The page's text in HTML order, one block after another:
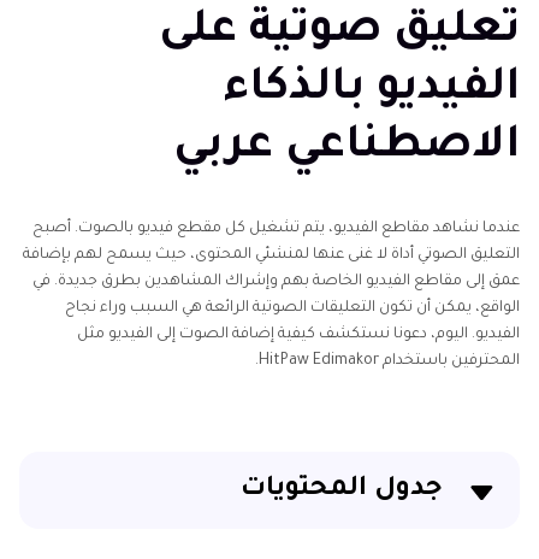
تعليق صوتية على
الفيديو بالذكاء
الاصطناعي عربي
عندما نشاهد مقاطع الفيديو، يتم تشغيل كل مقطع فيديو بالصوت. أصبح
التعليق الصوتي أداة لا غنى عنها لمنشئي المحتوى، حيث يسمح لهم بإضافة
عمق إلى مقاطع الفيديو الخاصة بهم وإشراك المشاهدين بطرق جديدة. في
الواقع، يمكن أن تكون التعليقات الصوتية الرائعة هي السبب وراء نجاح
الفيديو. اليوم، دعونا نستكشف كيفية إضافة الصوت إلى الفيديو مثل
المحترفين باستخدام HitPaw Edimakor.
جدول المحتويات